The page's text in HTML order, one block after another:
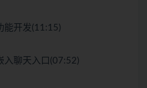
能开发(11:15)
入聊天入口(07:52)